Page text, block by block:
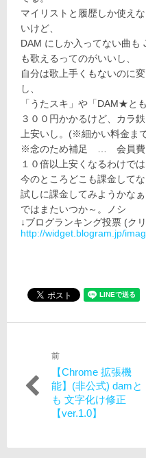
マイリストと履歴しか使え
いけど、
DAM にしか入ってない曲も
も歌えるってのがいいし、
自分は歌上手くもないのに
し、
「うたスキ」や「DAM★と
３００円かかるけど、カラ
上安いし。(※細かい料金ま
※念のため補足 … 会員費
１０倍以上安くなるわけでは
今のところどこも課金して
試しに課金してみようかなぁ
ではまたいつか～。ノシ
↓ブログランキング投票 (ク
http://widget.blogram.jp/
稿
前
過
去
の
投
【Chrome 拡張機
能】(非公式) damと
も 文字化け修正
【ver.1.0】